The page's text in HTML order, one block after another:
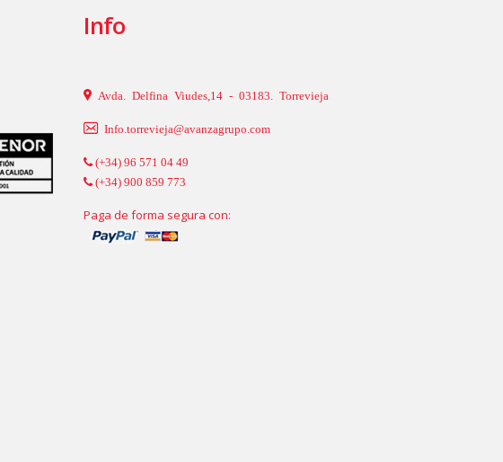
Info
Avda. Delfina Viudes,14 - 03183. Torrevieja
Info.torrevieja@avanzagrupo.com
(+34) 96 571 04 49
(+34) 900 859 773
Paga de forma segura con: